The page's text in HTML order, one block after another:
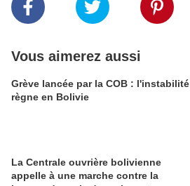
Vous aimerez aussi
Grève lancée par la COB : l'instabilité
règne en Bolivie
La Centrale ouvrière bolivienne
appelle à une marche contre la